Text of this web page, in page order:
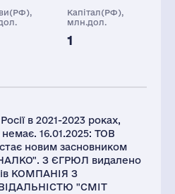
Капітал(РФ),
млн.дол.
1
в 2021-2023 роках,
16.01.2025: ТОВ
новим засновником
З ЄГРЮЛ видалено
КОМПАНІЯ З
"CМІТ